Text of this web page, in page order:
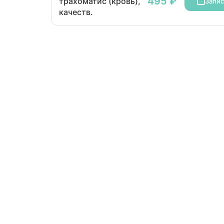
качеств.